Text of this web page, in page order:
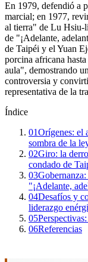
En 1979, defendió a
marcial; en 1977,
al tierra" de Lu Hsiu-
de "¡Adelante,
de Taipéi y el Yuan
porcina africana
aula", demostrando
controversia y
representativa de la
Índice
01Orígenes: el
sombra de la
02Giro: la
condado de
03
"¡Adelante,
04Desafíos y
liderazgo
05
06Referencias